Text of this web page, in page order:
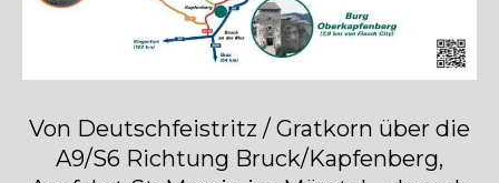
Von Deutschfeistritz / Gratkorn über die
A9/S6 Richtung Bruck/Kapfenberg,